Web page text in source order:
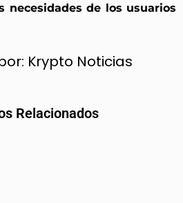
necesidades de los usuarios
Krypto Noticias
Relacionados